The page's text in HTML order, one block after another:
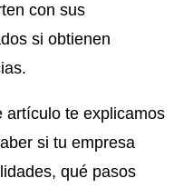
con sus
si obtienen
artículo te explicamos
si tu empresa
qué pasos